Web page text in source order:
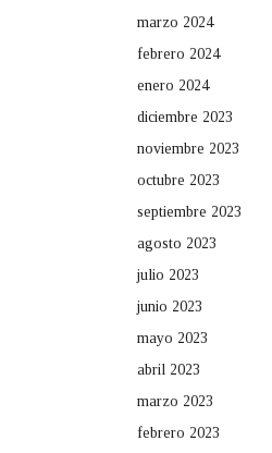
marzo 2024
febrero 2024
enero 2024
diciembre 2023
noviembre 2023
octubre 2023
septiembre 2023
agosto 2023
julio 2023
junio 2023
mayo 2023
abril 2023
marzo 2023
febrero 2023